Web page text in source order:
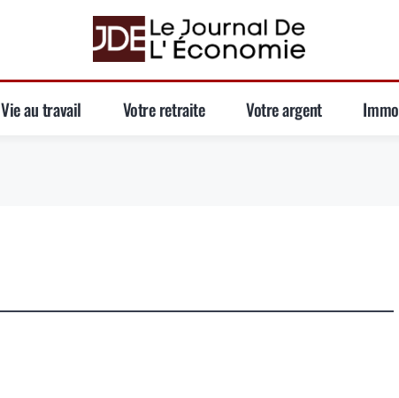
Vie au travail Votre retraite Votre argent Immo